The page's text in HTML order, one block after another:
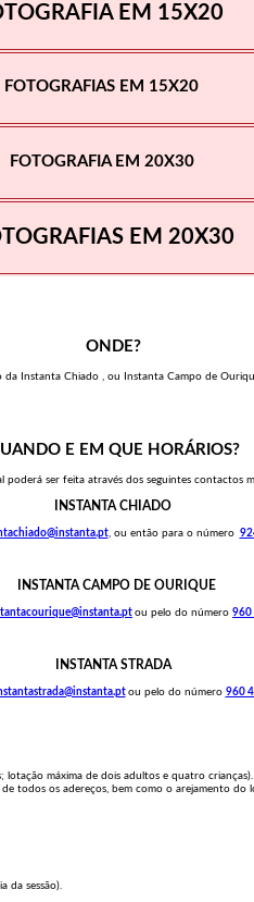
EM 15X20
FOTOGRAFIAS EM 15X20
FOTOGRAFIA EM 20X30
EM 20X30
ONDE?
da Instanta Chiado , ou Instanta Campo de
E EM QUE HORÁRIOS?
poderá ser feita através dos seguintes
INSTANTA CHIADO
, ou então para o número
INSTANTA CAMPO DE OURIQUE
ou pelo do número 960
INSTANTA STRADA
ou pelo do número 960
lotação máxima de dois adultos e quatro crianças).
todos os adereços, bem como o arejamento do
da sessão).